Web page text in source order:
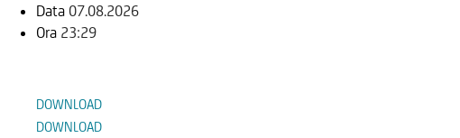
Data 07.08.2026
Ora 23:29
DOWNLOAD
DOWNLOAD